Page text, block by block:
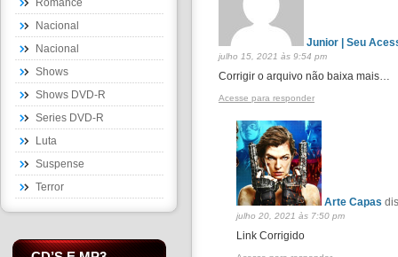
Romance
Nacional
Nacional
Shows
Shows DVD-R
Series DVD-R
Luta
Suspense
Terror
Junior | Seu
julho 15, 2021 às 9:54 pm
Corrigir o arquivo não baixa mais…
Acesse para responder
Arte Capas
julho 20, 2021 às 7:50 pm
Link Corrigido